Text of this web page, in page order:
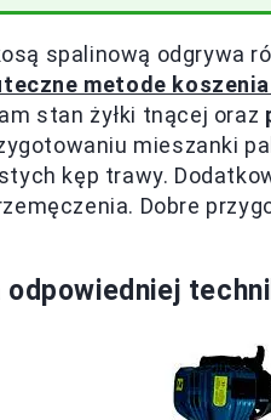
spalinową odgrywa
metode
stan żyłki tnącej oraz
mieszanki
kęp trawy.
Dobre